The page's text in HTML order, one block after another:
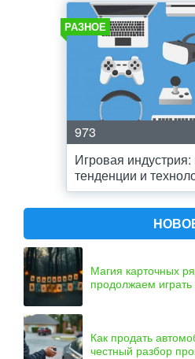
РАЗНОЕ
973
Игровая
тенденции и
Магия карточных
продолжаем
Как продать
честный разбор